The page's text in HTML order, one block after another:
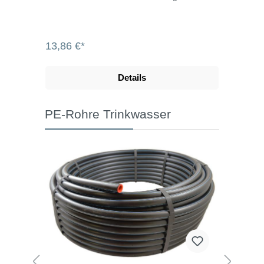
13,86 €*
Details
PE-Rohre Trinkwasser